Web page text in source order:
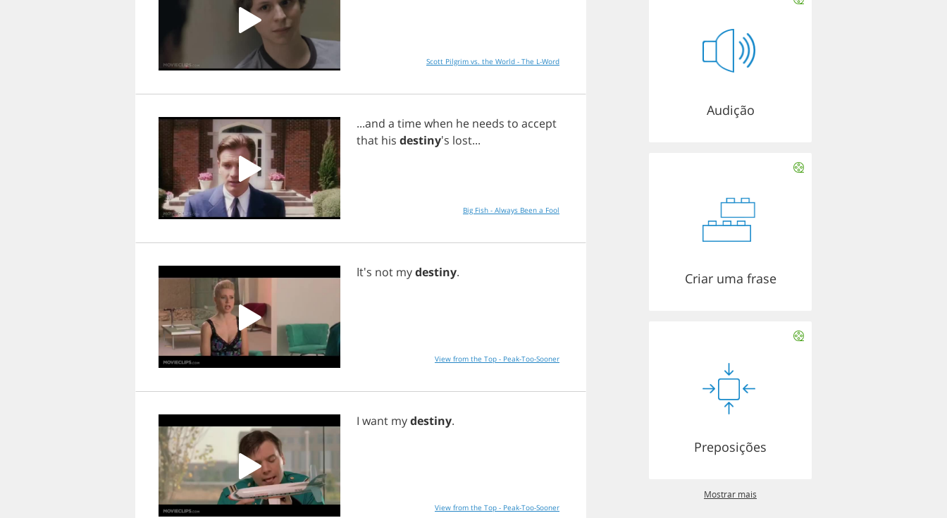
Scott Pilgrim vs. the World - The L-Word
...and a timewhen he needs to accept
that his destiny's lost...
Big Fish - Always Been a Fool
It's not mydestiny.
View from the Top - Peak-Too-Sooner
I want mydestiny.
View from the Top - Peak-Too-Sooner
Audição
Criar uma frase
Preposições
Mostrar mais